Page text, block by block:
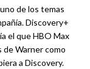
de los temas
Discovery+
el que HBO Max
de Warner como
a Discovery.